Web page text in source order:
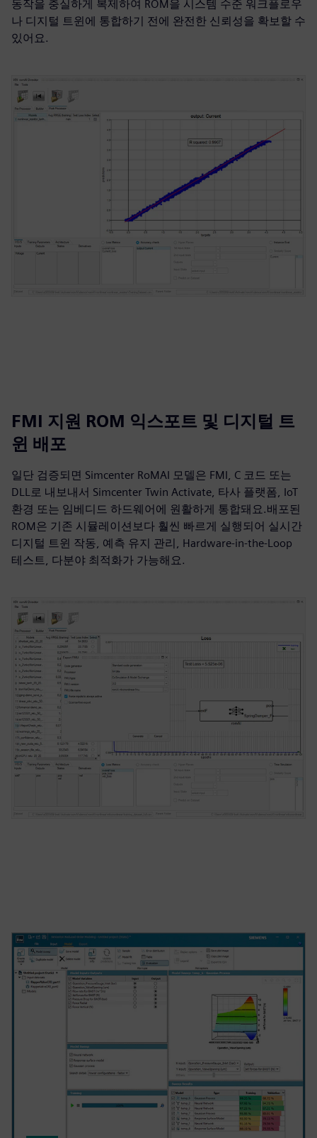
동작을 충실하게 복제하여 ROM을 시스템 수준 워크플로우
나 디지털 트윈에 통합하기 전에 완전한 신뢰성을 확보할 수
있어요.
FMI 지원 ROM 익스포트 및 디지털 트
윈 배포
일단 검증되면 Simcenter RoMAI 모델은 FMI, C 코드 또는
DLL로 내보내서 Simcenter Twin Activate, 타사 플랫폼, IoT
환경 또는 임베디드 하드웨어에 원활하게 통합돼요.배포된
ROM은 기존 시뮬레이션보다 훨씬 빠르게 실행되어 실시간
디지털 트윈 작동, 예측 유지 관리, Hardware-in-the-Loop
테스트, 다분야 최적화가 가능해요.